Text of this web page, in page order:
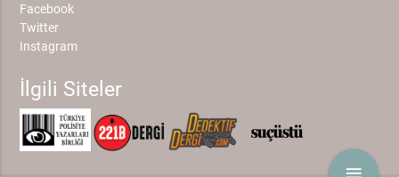
Facebook
Twitter
Instagram
İlgili Siteler